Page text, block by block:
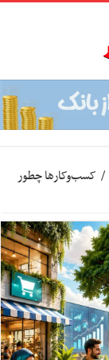
/ کسب‌وکارها چطور